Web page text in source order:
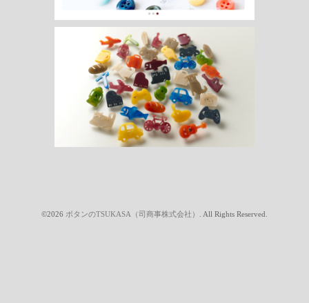
©2026 ボタンのTSUKASA（司商事株式会社） . All Rights Reserved.